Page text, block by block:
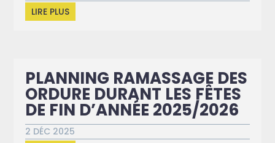
LIRE PLUS
PLANNING RAMASSAGE DES
ORDURE DURANT LES FÊTES
DE FIN D’ANNÉE 2025/2026
2 DÉC 2025